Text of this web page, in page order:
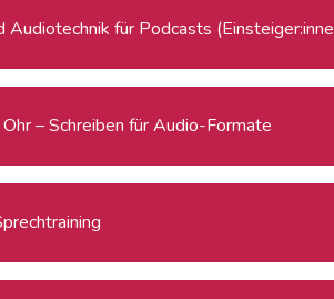
Audiotechnik für Podcasts
– Schreiben für Audio-Formate